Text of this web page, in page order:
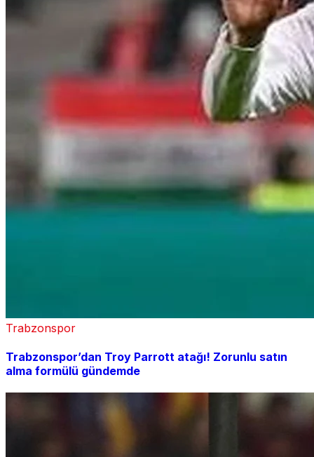
Trabzonspor
Trabzonspor’dan Troy Parrott atağı! Zorunlu satın
alma formülü gündemde